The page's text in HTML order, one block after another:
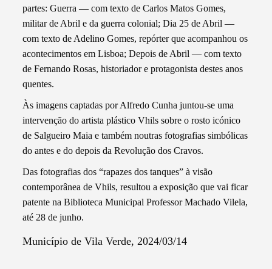
partes: Guerra — com texto de Carlos Matos Gomes,
militar de Abril e da guerra colonial; Dia 25 de Abril —
com texto de Adelino Gomes, repórter que acompanhou os
acontecimentos em Lisboa; Depois de Abril — com texto
de Fernando Rosas, historiador e protagonista destes anos
quentes.
Às imagens captadas por Alfredo Cunha juntou-se uma
intervenção do artista plástico Vhils sobre o rosto icónico
de Salgueiro Maia e também noutras fotografias simbólicas
do antes e do depois da Revolução dos Cravos.
Das fotografias dos “rapazes dos tanques” à visão
contemporânea de Vhils, resultou a exposição que vai ficar
patente na Biblioteca Municipal Professor Machado Vilela,
até 28 de junho.
Município de Vila Verde, 2024/03/14